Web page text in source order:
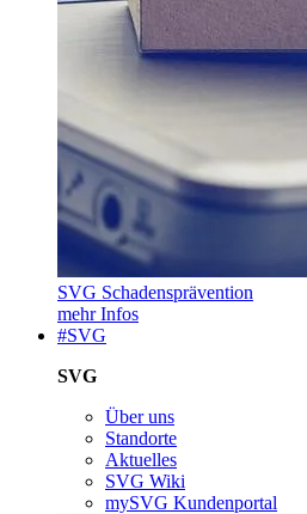
SVG Schadensprävention
mehr Infos
#SVG
SVG
Über uns
Standorte
Aktuelles
SVG Wiki
mySVG Kundenportal